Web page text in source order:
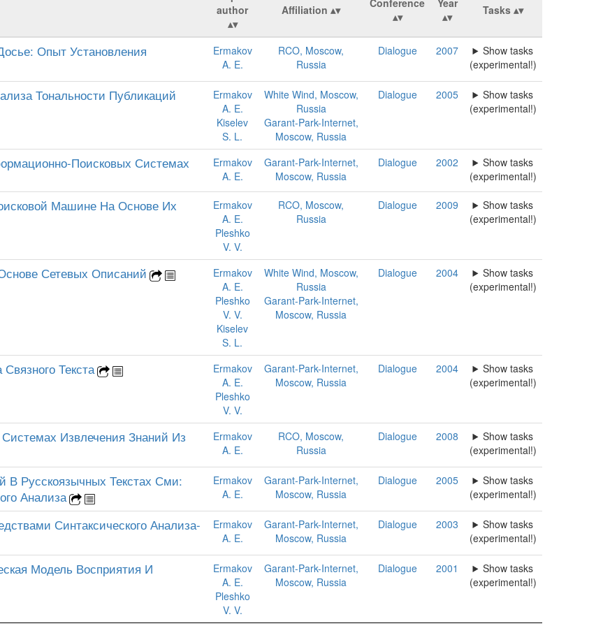
author
Affiliation Conference Year Tasks
Опыт Установления
Ermakov
A. E.
RCO, Moscow,
Russia
Dialogue 2007
Show tasks
(experimental!)
Тональности Публикаций
Ermakov
A. E.
Kiselev
S. L.
White Wind, Moscow,
Russia
Garant-Park-Internet,
Moscow, Russia
Dialogue 2005
Show tasks
(experimental!)
Поисковых Системах
Ermakov
A. E.
Garant-Park-Internet,
Moscow, Russia
Dialogue 2002
Show tasks
(experimental!)
Машине На Основе Их
Ermakov
A. E.
Pleshko
V. V.
RCO, Moscow,
Russia
Dialogue 2009
Show tasks
(experimental!)
Сетевых Описаний
Ermakov
A. E.
Pleshko
V. V.
Kiselev
S. L.
White Wind, Moscow,
Russia
Garant-Park-Internet,
Moscow, Russia
Dialogue 2004
Show tasks
(experimental!)
Текста
Ermakov
A. E.
Pleshko
V. V.
Garant-Park-Internet,
Moscow, Russia
Dialogue 2004
Show tasks
(experimental!)
Извлечения Знаний Из
Ermakov
A. E.
RCO, Moscow,
Russia
Dialogue 2008
Show tasks
(experimental!)
В Русскоязычных Текстах Сми:
Анализа
Ermakov
A. E.
Garant-Park-Internet,
Moscow, Russia
Dialogue 2005
Show tasks
(experimental!)
Синтаксического Анализа-
Ermakov
A. E.
Garant-Park-Internet,
Moscow, Russia
Dialogue 2003
Show tasks
(experimental!)
Модель Восприятия И
Ermakov
A. E.
Pleshko
V. V.
Garant-Park-Internet,
Moscow, Russia
Dialogue 2001
Show tasks
(experimental!)